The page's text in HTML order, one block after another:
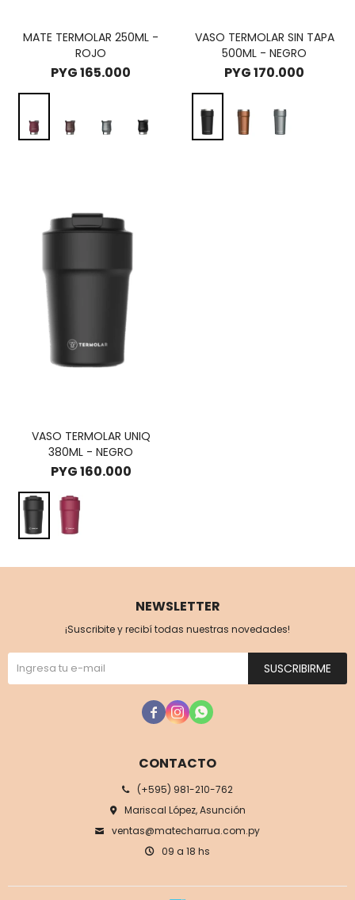
MATE TERMOLAR 250ML -
ROJO
PYG165.000
VASO TERMOLAR SIN TAPA
500ML - NEGRO
PYG170.000
VASO TERMOLAR UNIQ
380ML - NEGRO
PYG160.000
CONTACTO
(+595) 981-210-762
Mariscal López, Asunción
ventas@matecharrua.com.py
09 a 18 hs
NEWSLETTER
¡Suscribite y recibí todas nuestras novedades!
SUSCRIBIRME
  